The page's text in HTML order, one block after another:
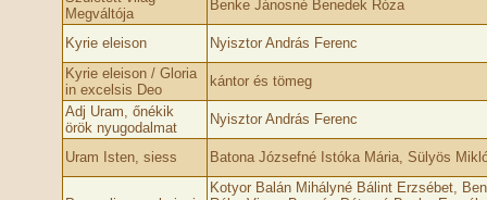
Megváltója
Benke Jánosné Benedek Róza
Kyrie eleison
Nyisztor András Ferenc
Kyrie eleison / Gloria
in excelsis Deo
kántor és tömeg
Adj Uram, őnékik
örök nyugodalmat
Nyisztor András Ferenc
Uram Isten, siess Batona Józsefné Istóka Mária, Sülyös
Kotyor Balán Mihályné Bálint Erzsébet,